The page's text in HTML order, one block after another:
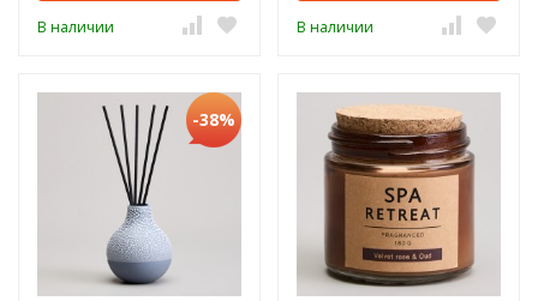
В наличии В наличии
-38%